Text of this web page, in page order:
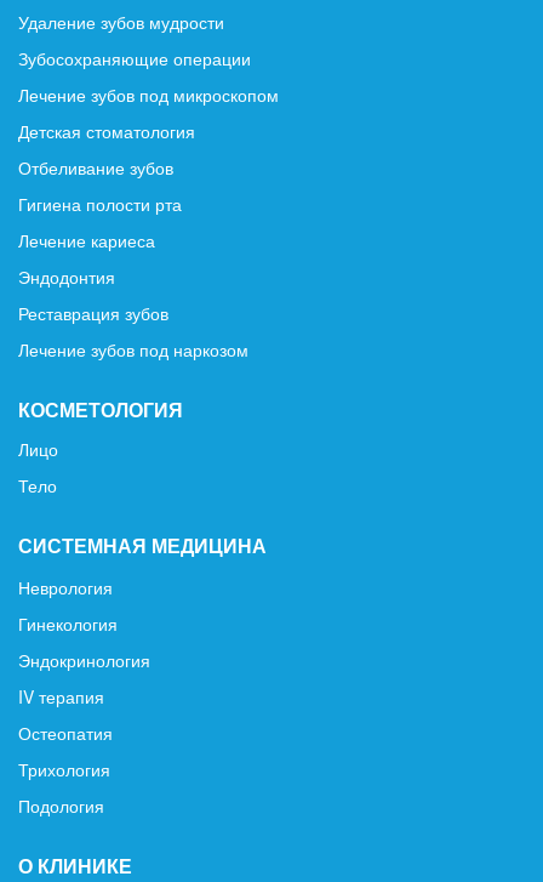
Удаление зубов мудрости
Зубосохраняющие операции
Лечение зубов под микроскопом
Детская стоматология
Отбеливание зубов
Гигиена полости рта
Лечение кариеса
Эндодонтия
Реставрация зубов
Лечение зубов под наркозом
КОСМЕТОЛОГИЯ
Лицо
Тело
СИСТЕМНАЯ МЕДИЦИНА
Неврология
Гинекология
Эндокринология
IV терапия
Остеопатия
Трихология
Подология
О КЛИНИКЕ